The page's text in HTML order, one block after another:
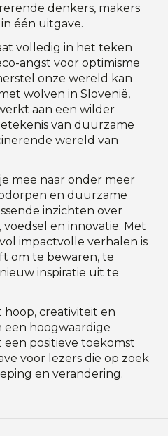
denkers, makers
één uitgave.
volledig in het teken
angst voor optimisme
onze wereld kan
wolven in Slovenië,
aan een wilder
van duurzame
wereld van
mee naar onder meer
en duurzame
inzichten over
en innovatie. Met
impactvolle verhalen is
om te bewaren, te
inspiratie uit te
creativiteit en
een hoogwaardige
een positieve toekomst
voor lezers die op zoek
en verandering.